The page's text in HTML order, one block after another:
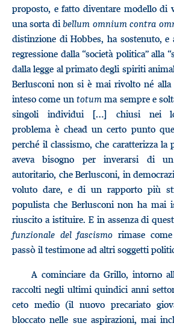
proposto, e fatto diventare modello di
una sorta dibellum omnium contra
distinzione di Hobbes, ha sostenuto, e
regressione dalla “società politica” alla
dalla legge al primato degli spiriti
Berlusconi non si è mai rivolto né alla
inteso come un totumma sempre e
singoli individui […] chiusi nei
problema è chead un certo punto
perché il classismo, che caratterizza la
aveva bisogno per inverarsi di
autoritario, che Berlusconi, in
voluto dare, e di un rapporto più
populista che Berlusconi non ha
riuscito a istituire. E in assenza di
funzionale del fascismo rimase
passò il testimone ad altri soggetti
A cominciare da Grillo, intorno
raccolti negli ultimi quindici anni
ceto medio (il nuovo precariato
bloccato nelle sue aspirazioni, mai